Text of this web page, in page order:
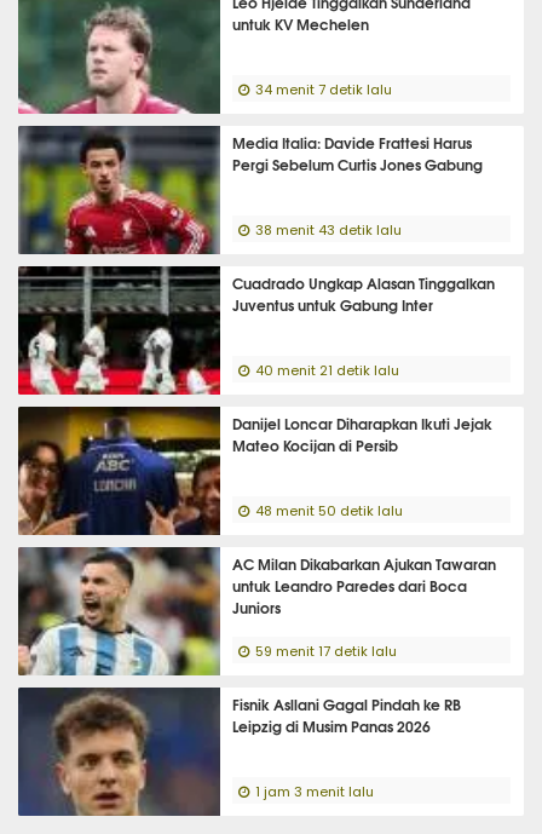
untuk KV Mechelen
34 menit 7 detik lalu
Media Italia: Davide Frattesi Harus
Pergi Sebelum Curtis Jones Gabung
38 menit 43 detik lalu
Cuadrado Ungkap Alasan Tinggalkan
Juventus untuk Gabung Inter
40 menit 21 detik lalu
Danijel Loncar Diharapkan Ikuti Jejak
Mateo Kocijan di Persib
48 menit 50 detik lalu
AC Milan Dikabarkan Ajukan Tawaran
untuk Leandro Paredes dari Boca
Juniors
59 menit 17 detik lalu
Fisnik Asllani Gagal Pindah ke RB
Leipzig di Musim Panas 2026
1 jam 3 menit lalu